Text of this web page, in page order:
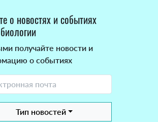
о новостях и событиях
получайте новости и
о событиях
Тип новостей